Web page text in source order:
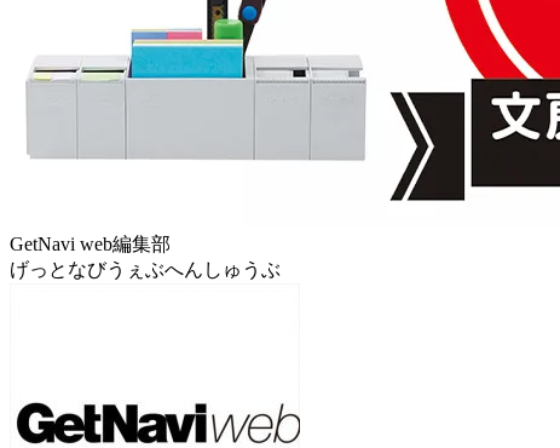
GetNavi web編集部
げっとなびうぇぶへんしゅうぶ